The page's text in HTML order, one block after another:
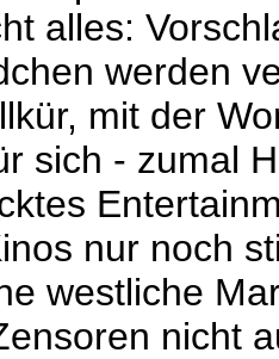
alles:
werden
mit der
sich - zumal
nur noch
westliche
nicht